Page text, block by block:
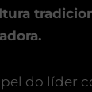
do líder